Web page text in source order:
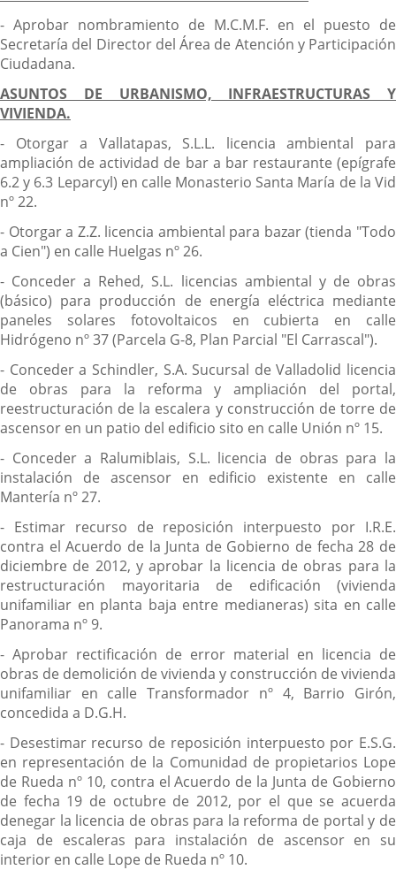
- Aprobar nombramiento de M.C.M.F. en el puesto de
Secretaría del Director del Área de Atención y Participación
Ciudadana.
ASUNTOS DE URBANISMO, INFRAESTRUCTURAS Y
VIVIENDA.
- Otorgar a Vallatapas, S.L.L. licencia ambiental para
ampliación de actividad de bar a bar restaurante (epígrafe
6.2 y 6.3 Leparcyl) en calle Monasterio Santa María de la Vid
nº 22.
- Otorgar a Z.Z. licencia ambiental para bazar (tienda "Todo
a Cien") en calle Huelgas nº 26.
- Conceder a Rehed, S.L. licencias ambiental y de obras
(básico) para producción de energía eléctrica mediante
paneles solares fotovoltaicos en cubierta en calle
Hidrógeno nº 37 (Parcela G-8, Plan Parcial "El Carrascal").
- Conceder a Schindler, S.A. Sucursal de Valladolid licencia
de obras para la reforma y ampliación del portal,
reestructuración de la escalera y construcción de torre de
ascensor en un patio del edificio sito en calle Unión nº 15.
- Conceder a Ralumiblais, S.L. licencia de obras para la
instalación de ascensor en edificio existente en calle
Mantería nº 27.
- Estimar recurso de reposición interpuesto por I.R.E.
contra el Acuerdo de la Junta de Gobierno de fecha 28 de
diciembre de 2012, y aprobar la licencia de obras para la
restructuración mayoritaria de edificación (vivienda
unifamiliar en planta baja entre medianeras) sita en calle
Panorama nº 9.
- Aprobar rectificación de error material en licencia de
obras de demolición de vivienda y construcción de vivienda
unifamiliar en calle Transformador nº 4, Barrio Girón,
concedida a D.G.H.
- Desestimar recurso de reposición interpuesto por E.S.G.
en representación de la Comunidad de propietarios Lope
de Rueda nº 10, contra el Acuerdo de la Junta de Gobierno
de fecha 19 de octubre de 2012, por el que se acuerda
denegar la licencia de obras para la reforma de portal y de
caja de escaleras para instalación de ascensor en su
interior en calle Lope de Rueda nº 10.